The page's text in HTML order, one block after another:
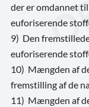
der er omdannet
euforiserende
9) Den
euforiserende
10) Mængden af
fremstilling af de
11) Mængden af